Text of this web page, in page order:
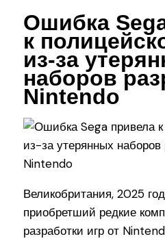
Ошибка
к
из-за
наборов
Nintendo
Великобритания, 2025
приобретший редкие
разработки игр от